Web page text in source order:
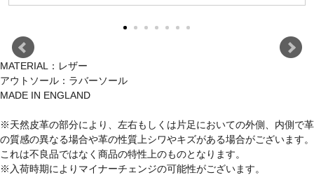
MATERIAL：レザー
アウトソール：ラバーソール
MADE IN ENGLAND
※天然皮革の部分により、左右もしくは片足においての外側、内側で革
の質感の異なる場合や革の性質上シワやキズがある場合がございます。
これは不良品ではなく商品の特性上のものとなります。
※入荷時期によりマイナーチェンジの可能性がございます。